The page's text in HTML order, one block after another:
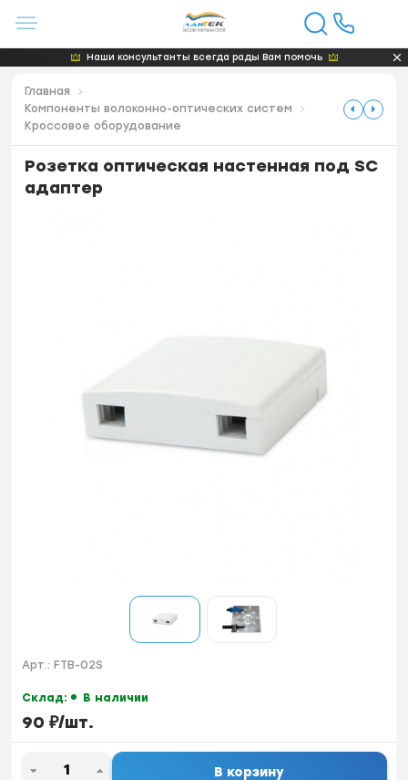
Наши консультанты всегда рады Вам помочь
Главная
Компоненты волоконно-оптических систем
Кроссовое оборудование
Розетка оптическая настенная под SC
адаптер
Арт.: FTB-02S
Склад: В наличии
90 ₽/шт.
В корзину